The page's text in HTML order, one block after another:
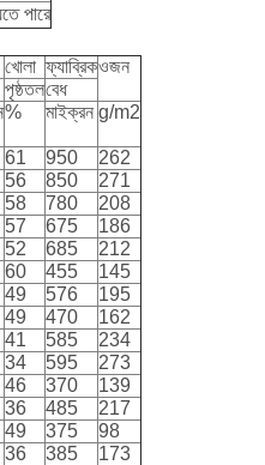
পারে
খোলা ফ্যাব্রিকওজন
পৃষ্ঠতলবেধ
% মাইক্রন g/m2
61 950
262
56 850
271
58 780
208
57 675
186
52 685
212
60 455
145
49 576
195
49 470
162
41 585
234
34 595
273
46 370
139
36 485
217
49 375
98
36 385
173